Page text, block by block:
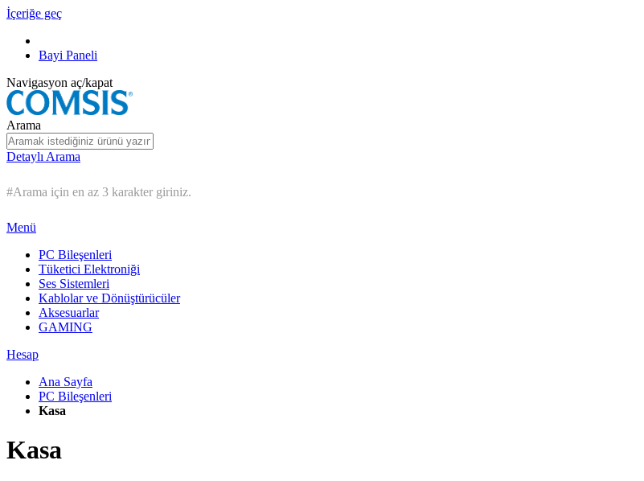
İçeriğe geç
Bayi Paneli
Navigasyon aç/kapat
Arama
Detaylı Arama
#Arama için en az 3 karakter giriniz.
Menü
PC Bileşenleri
Tüketici Elektroniği
Ses Sistemleri
Kablolar ve Dönüştürücüler
Aksesuarlar
GAMING
Hesap
Ana Sayfa
PC Bileşenleri
Kasa
Kasa